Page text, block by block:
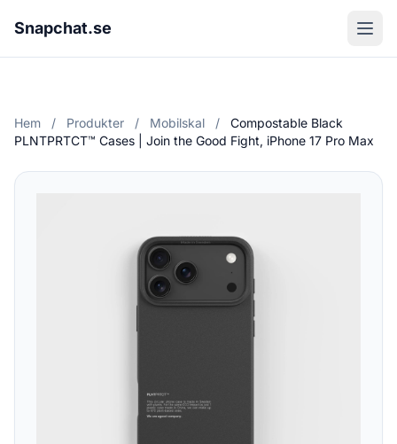
Snapchat.se
Hem / Produkter / Mobilskal /
Compostable Black
PLNTPRTCT™ Cases | Join the Good Fight, iPhone 17 Pro Max